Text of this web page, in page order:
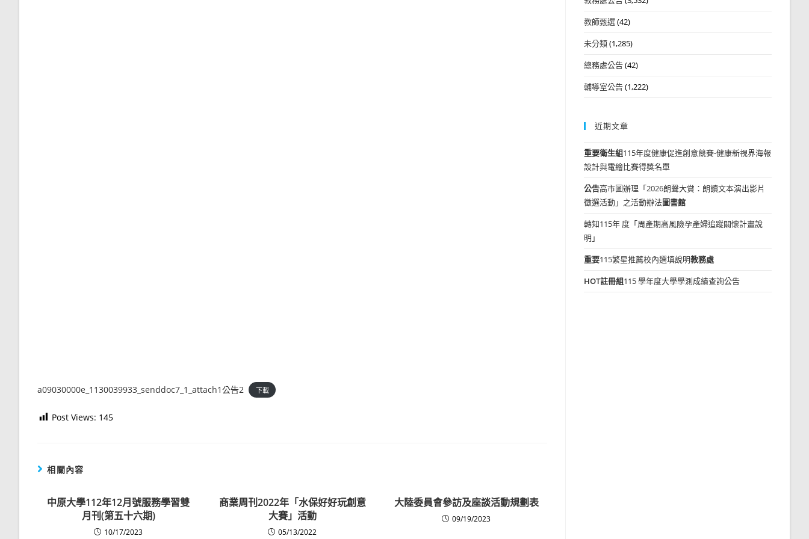
a09030000e_1130039933_senddoc7_1_attach1公告2 下載
Post Views: 145
相關內容
中原大學112年12月號服務學習雙
月刊(第五十六期)
10/17/2023
商業周刊2022年「水保好好玩創意
大賽」活動
05/13/2022
大陸委員會參訪及座談活動規劃表
09/19/2023
教師甄選(42)
未分類(1,285)
總務處公告(42)
輔導室公告(1,222)
近期文章
重要衛生組115年度健康促進創意競賽-健康新視界海報
設計與電繪比賽得獎名單
公告高市圖辦理「2026朗聲大賞：朗讀文本演出影片
徵選活動」之活動辦法圖書館
轉知115年 度「周產期高風險孕產婦追蹤關懷計畫說
明」
重要115繁星推薦校內選填說明教務處
HOT註冊組115 學年度大學學測成績查詢公告